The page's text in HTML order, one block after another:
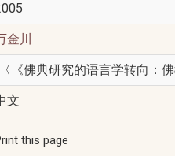
金川
《佛典研究的语言学转向：
文
this page